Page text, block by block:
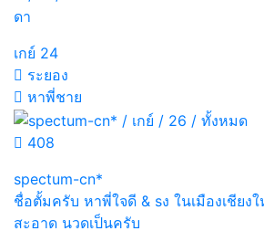
ดา
เกย์ 24
ระยอง
หาพี่ชาย
408
spectum-cn*
ชื่อตั้มครับ หาพี่ใจดี & sง ในเมืองเชีย
สะอาด นวดเป็นครับ